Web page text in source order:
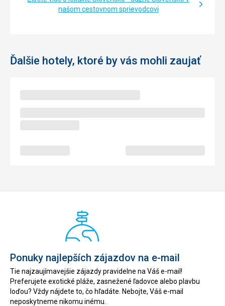
Google Translatenašom cestovnom sprievodcovi
Ďalšie hotely, ktoré by vás mohli zaujať
Ponuky najlepších zájazdov na e-mail
Tie najzaujímavejšie zájazdy pravidelne na Váš e-mail!
Preferujete exotické pláže, zasnežené ľadovce alebo plavbu
loďou? Vždy nájdete to, čo hľadáte. Nebojte, Váš e-mail
neposkytneme nikomu inému.